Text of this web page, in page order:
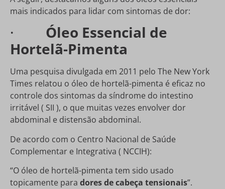
mais indicados para lidar com sintomas de dor:
· Óleo Essencial de
Hortelã-Pimenta
Uma pesquisa divulgada em 2011 pelo The New York
Times relatou o óleo de hortelã-pimenta é eficaz no
controle dos sintomas da síndrome do intestino
irritável ( SII ), o que muitas vezes envolver dor
abdominal e distensão abdominal.
De acordo com o Centro Nacional de Saúde
Complementar e Integrativa ( NCCIH):
“O óleo de hortelã-pimenta tem sido usado
topicamente para dores de cabeça tensionais”.